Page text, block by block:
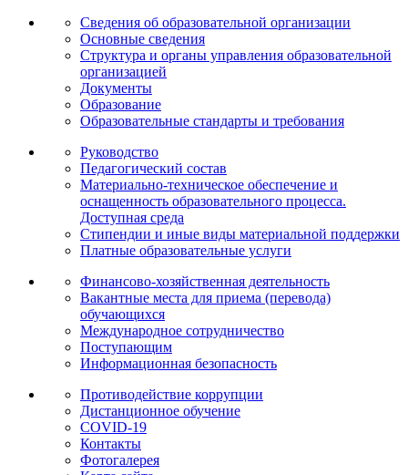
Сведения об образовательной организации
Основные сведения
Структура и органы управления образовательной
организацией
Документы
Образование
Образовательные стандарты и требования
Руководство
Педагогический состав
Материально-техническое обеспечение и
оснащенность образовательного процесса.
Доступная среда
Стипендии и иные виды материальной поддержки
Платные образовательные услуги
Финансово-хозяйственная деятельность
Вакантные места для приема (перевода)
обучающихся
Международное сотрудничество
Поступающим
Информационная безопасность
Противодействие коррупции
Дистанционное обучение
COVID-19
Контакты
Фотогалерея